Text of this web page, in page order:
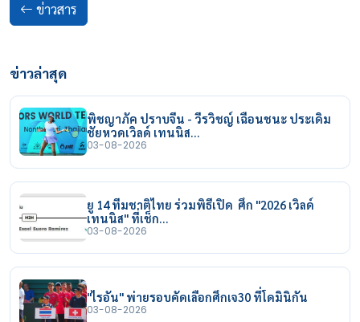
ข่าวสาร
ข่าวล่าสุด
พิชญาภัค ปราบจีน - วีรวิชญ์ เฉือนชนะ ประเดิม
ชัยหวดเวิลด์ เทนนิส…
03-08-2026
ยู 14 ทีมชาติไทย ร่วมพิธีเปิด ศึก "2026 เวิลด์
เทนนิส" ที่เช็ก…
03-08-2026
"ไรอัน" พ่ายรอบคัดเลือกศึกเจ30 ที่โดมินิกัน
03-08-2026